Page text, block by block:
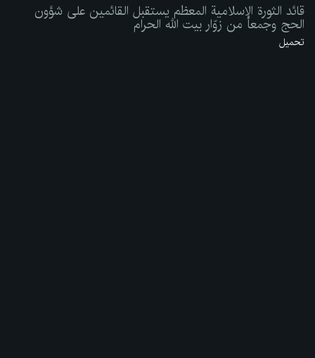
قائد الثورة الإسلامية المعظم يستقبل القائمين على شؤون
الحج وجمعاً من زوّار بيت الله الحرام
تحميل